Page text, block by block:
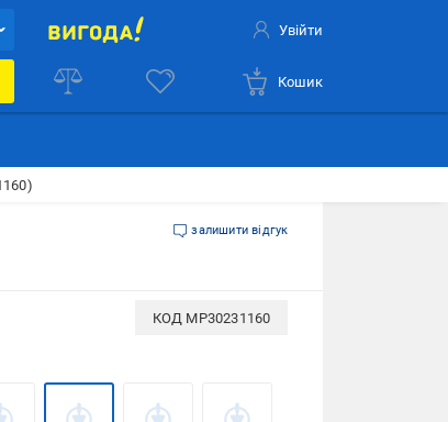
Увійти
Кошик
залишити відгук
КОД MP30231160